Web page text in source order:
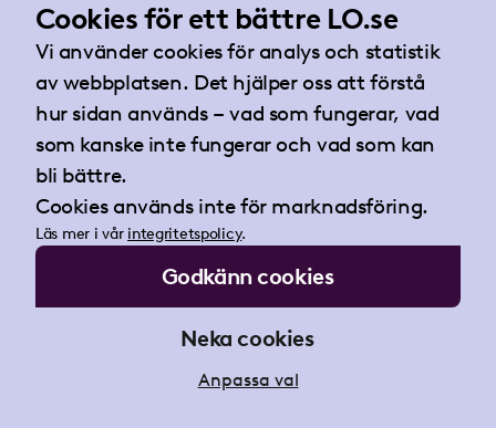
Lättläst om LO
Teckenspråksfilm
Tidningen Arbetet
Landsorganisationen i Sverige
Barnhusgatan 18
105 53 Stockholm
Tel:08-796 25 00
Fax:08-796 25 17
E-post:info@lo.se
Org.nr 802001-9769
Cookies för ett bättre LO.se
Vi använder cookies för analys och statistik
av webbplatsen. Det hjälper oss att förstå
hur sidan används – vad som fungerar, vad
som kanske inte fungerar och vad som kan
bli bättre.
Cookies används inte för marknadsföring.
Läs mer i vår integritetspolicy.
Godkänn cookies
Neka cookies
Anpassa val